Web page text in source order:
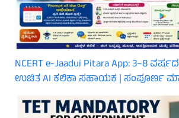
NCERT e-Jaadui Pitara App: 3–8
ಉಚಿತ AI ಕಲಿಕಾ ಸಹಾಯಕ | ಸಂಪೂರ್ಣ